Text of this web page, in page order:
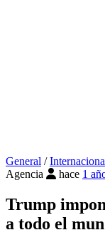
General /
Agencia
hace 1
Trump
a todo el